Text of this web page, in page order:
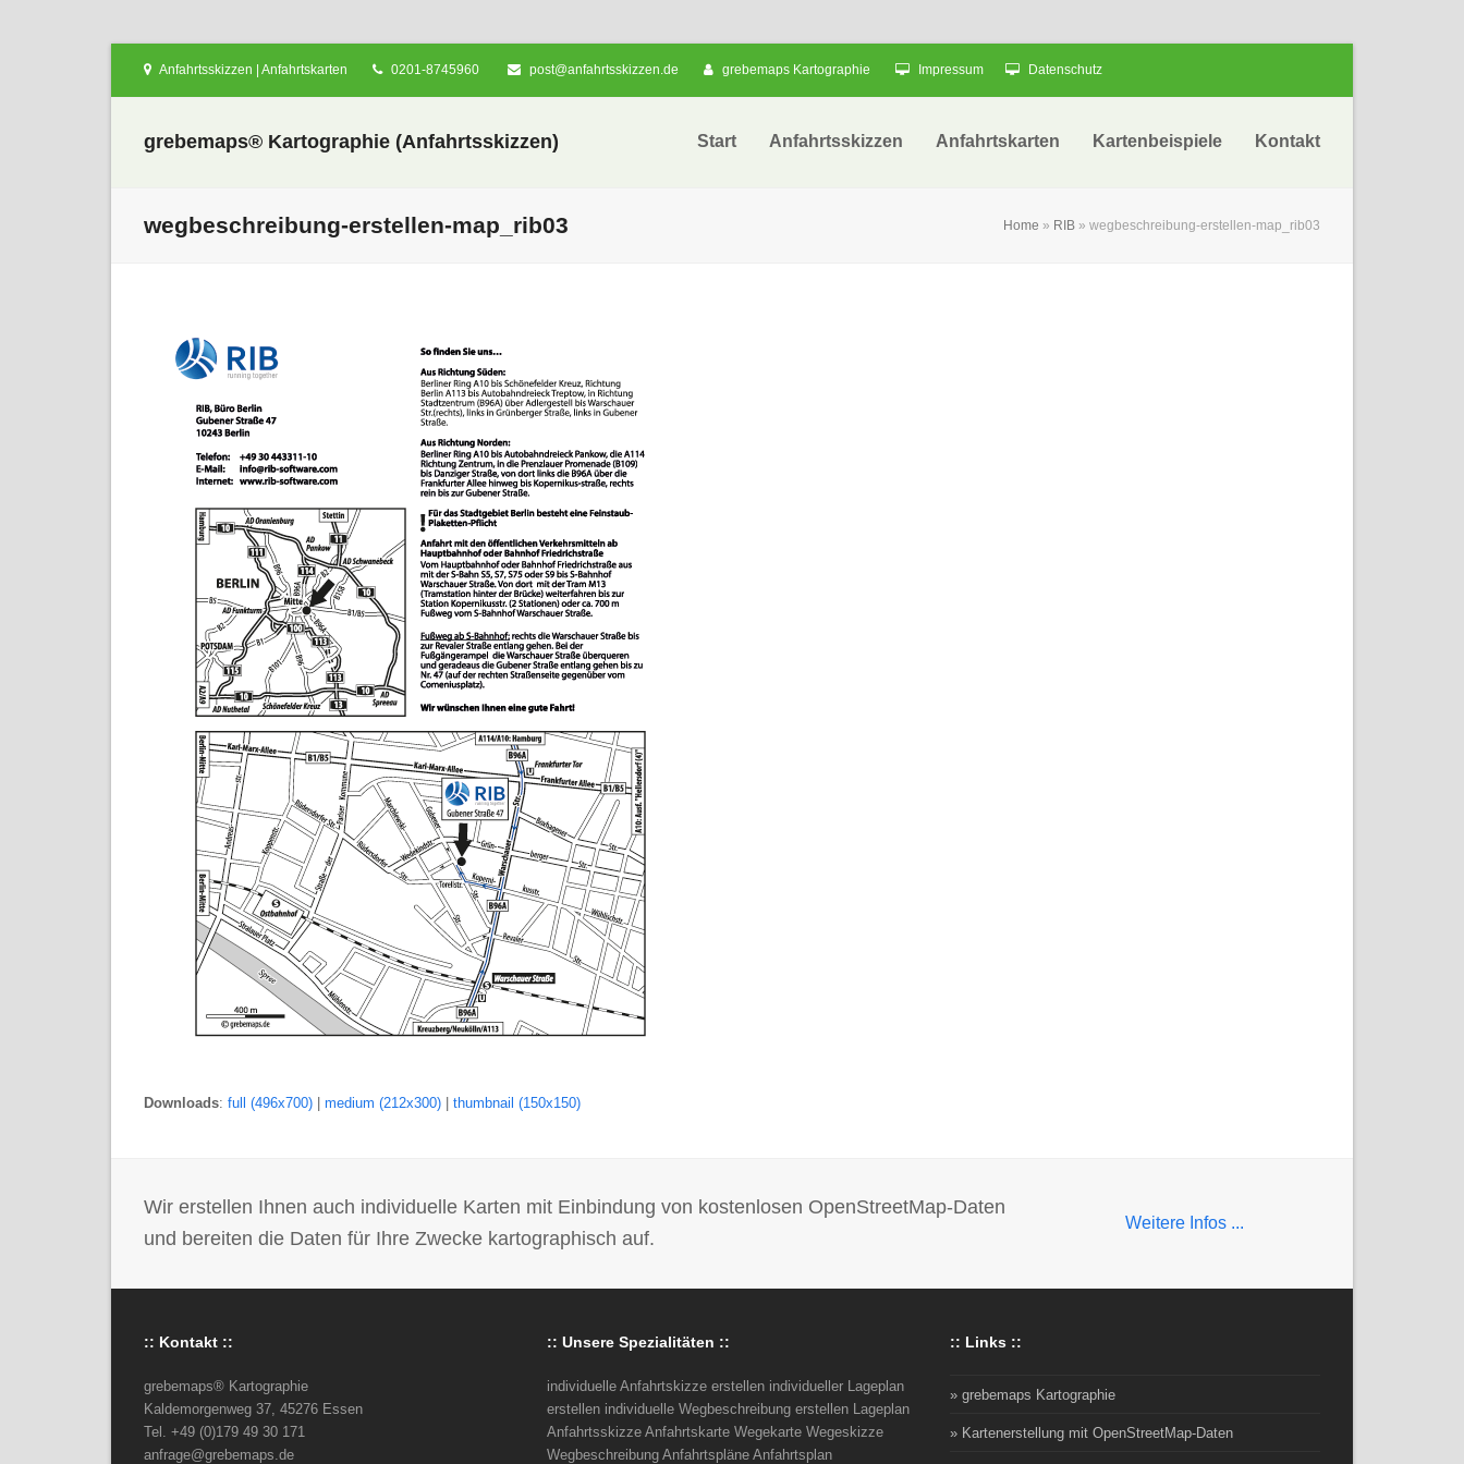
Anfahrtsskizzen | Anfahrtskarten 0201-8745960 post@anfahrtsskizzen.de grebemaps Kartographie Impressum Datenschutz
grebemaps® Kartographie (Anfahrtsskizzen) Start Anfahrtsskizzen Anfahrtskarten Kartenbeispiele Kontakt
wegbeschreibung-erstellen-map_rib03 Home » RIB » wegbeschreibung-erstellen-map_rib03
Downloads: full (496x700) medium (212x300) thumbnail (150x150)
Wir erstellen Ihnen auch individuelle Karten mit Einbindung von kostenlosen OpenStreetMap-Daten
und bereiten die Daten für Ihre Zwecke kartographisch auf.
Weitere Infos ...
:: Kontakt ::
grebemaps® Kartographie
Kaldemorgenweg 37, 45276 Essen
Tel. +49 (0)179 49 30 171
anfrage@grebemaps.de
:: Unsere Spezialitäten ::
individuelle Anfahrtskizze erstellen individueller Lageplan
erstellen individuelle Wegbeschreibung erstellen Lageplan
Anfahrtsskizze Anfahrtskarte Wegekarte Wegeskizze
Wegbeschreibung Anfahrtspläne Anfahrtsplan
:: Links ::
» grebemaps Kartographie
» Kartenerstellung mit OpenStreetMap-Daten